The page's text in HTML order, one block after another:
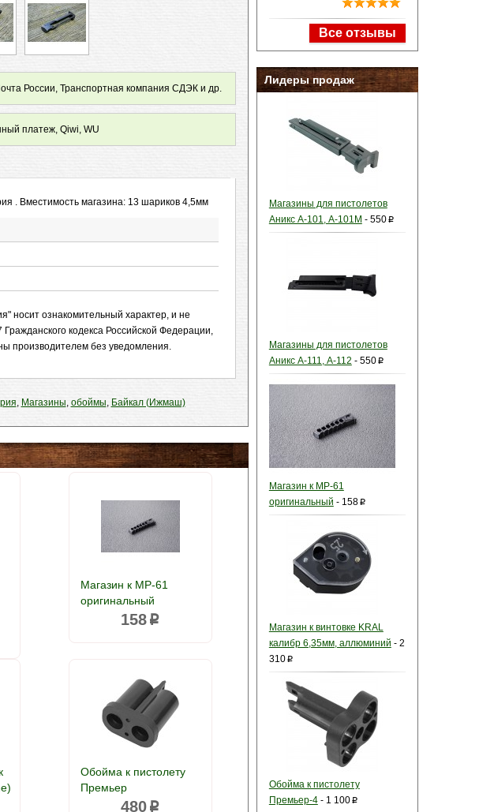
Все отзывы
Лидеры продаж
Магазины для пистолетов
Аникс А-101, А-101М - 550p
Магазины для пистолетов
Аникс А-111, А-112 - 550p
Магазин к МР-61
оригинальный - 158p
Магазин к винтовке KRAL
калибр 6,35мм, аллюминий - 2
310p
Обойма к пистолету
Премьер-4- 1 100p
России, Транспортная компания СДЭК и др.
платеж, Qiwi, WU
. Вместимость магазина: 13 шариков 4,5мм
носит ознакомительный характер, и не
кодекса Российской Федерации,
производителем без уведомления.
, Магазины, обоймы, Байкал (Ижмаш)
Магазин к МР-61
оригинальный
158 p
Обойма к пистолету
Премьер
480 p